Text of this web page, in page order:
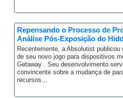
Repensando o Processo de
Análise Pós-Exposição do
Recentemente, a Absolutist
de seu novo jogo para dispositivos
Getaway . Seu desenvolvimento
convincente sobre a mudança de
recursos…